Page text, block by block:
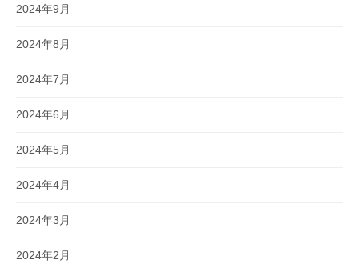
2024年9月
2024年8月
2024年7月
2024年6月
2024年5月
2024年4月
2024年3月
2024年2月